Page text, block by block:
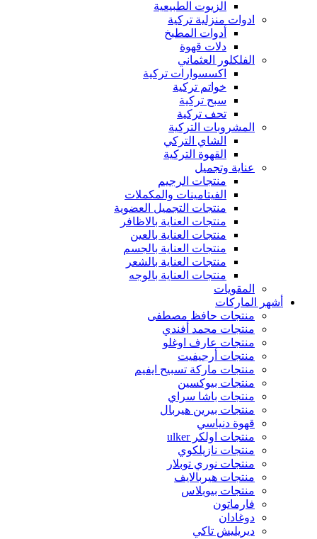
الزيوت الطبيعية
ادوات منزلية تركية
أدوات المطبخ
دلات قهوة
الفلكلور العثماني
اكسسوارات تركية
خواتم تركية
سبح تركية
تحف تركية
المشروبات التركية
الشاي التركي
القهوة التركية
عناية وتجميل
منتجات الرجيم
الفيتامينات والمكملات
منتجات التجميل العضوية
منتجات العناية بالاظافر
منتجات العناية بالعين
منتجات العناية بالجسم
منتجات العناية بالشعر
منتجات العناية بالوجه
المقويات
أشهر الماركات
منتجات حافظ مصطفى
منتجات محمد أفندي
منتجات عارف اوغلو
منتجات أرجيفيت
منتجات ماركة تسبيح ايفيم
منتجات بيوكسين
منتجات باشا سراي
منتجات بيرين هيربال
قهوة دنياسي
منتجات اولكر ulker
منتجات نازيلكوي
منتجات نوري توبلار
منتجات هيربالايف
منتجات بيوبلاس
فارماتون
دوغادان
ديريليش تاكي